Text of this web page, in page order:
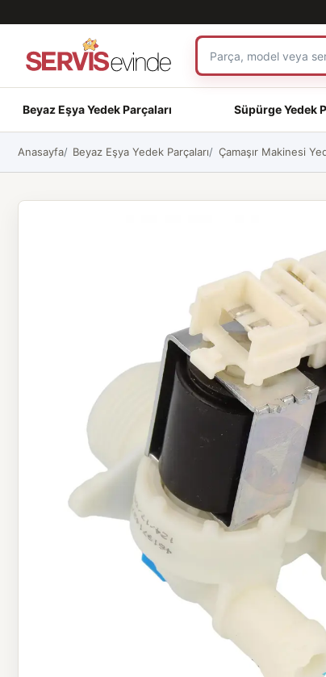
Beyaz Eşya Yedek Parçaları Süpürge Yedek
Anasayfa Beyaz Eşya Yedek Parçaları Çamaşır Makinesi